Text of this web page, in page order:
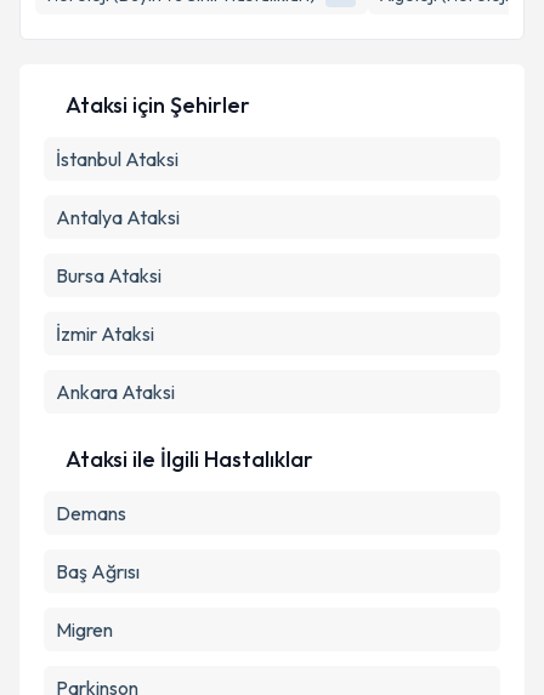
Ataksi için Şehirler
İstanbul Ataksi
Antalya Ataksi
Bursa Ataksi
İzmir Ataksi
Ankara Ataksi
Ataksi ile İlgili Hastalıklar
Demans
Baş Ağrısı
Migren
Parkinson